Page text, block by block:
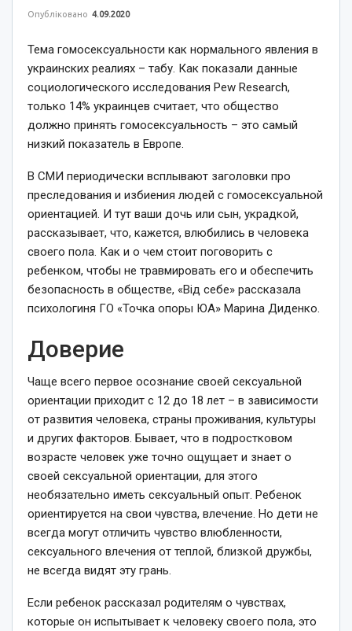
Опубліковано 4.09.2020
Тема гомосексуальности как нормального явления в
украинских реалиях – табу. Как показали данные
социологического исследования Pew Research,
только 14% украинцев считает, что общество
должно принять гомосексуальность – это самый
низкий показатель в Европе.
В СМИ периодически всплывают заголовки про
преследования и избиения людей с гомосексуальной
ориентацией. И тут ваши дочь или сын, украдкой,
рассказывает, что, кажется, влюбились в человека
своего пола. Как и о чем стоит поговорить с
ребенком, чтобы не травмировать его и обеспечить
безопасность в обществе, «Від себе» рассказала
психологиня ГО «Точка опоры ЮА» Марина Диденко.
Доверие
Чаще всего первое осознание своей сексуальной
ориентации приходит с 12 до 18 лет – в зависимости
от развития человека, страны проживания, культуры
и других факторов. Бывает, что в подростковом
возрасте человек уже точно ощущает и знает о
своей сексуальной ориентации, для этого
необязательно иметь сексуальный опыт. Ребенок
ориентируется на свои чувства, влечение. Но дети не
всегда могут отличить чувство влюбленности,
сексуального влечения от теплой, близкой дружбы,
не всегда видят эту грань.
Если ребенок рассказал родителям о чувствах,
которые он испытывает к человеку своего пола, это